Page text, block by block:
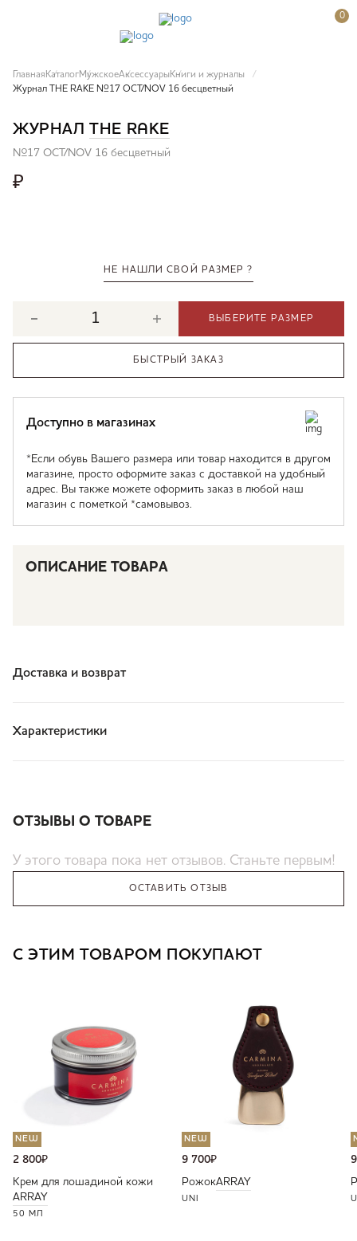
0
Главная КаталогМужскоеАксессуары Книги и журналы
Журнал THE RAKE №17 OCT/NOV 16 бесцветный
ЖУРНАЛ THE RAKE
№17 OCT/NOV 16 бесцветный
₽
НЕ НАШЛИ СВОЙ РАЗМЕР ?
ВЫБЕРИТЕ РАЗМЕР
БЫСТРЫЙ ЗАКАЗ
Доступно в магазинах
*Если обувь Вашего размера или товар находится в другом
магазине, просто оформите заказ с доставкой на удобный
адрес. Вы также можете оформить заказ в любой наш
магазин с пометкой *самовывоз.
ОПИСАНИЕ ТОВАРА
Доставка и возврат
Характеристики
ОТЗЫВЫ О ТОВАРЕ
У этого товара пока нет отзывов. Станьте первым!
ОСТАВИТЬ ОТЗЫВ
С ЭТИМ ТОВАРОМ ПОКУПАЮТ
NEW
2 800₽
Крем для лошадиной кожи
ARRAY
50 МЛ
NEW
9 700₽
РожокARRAY
UNI